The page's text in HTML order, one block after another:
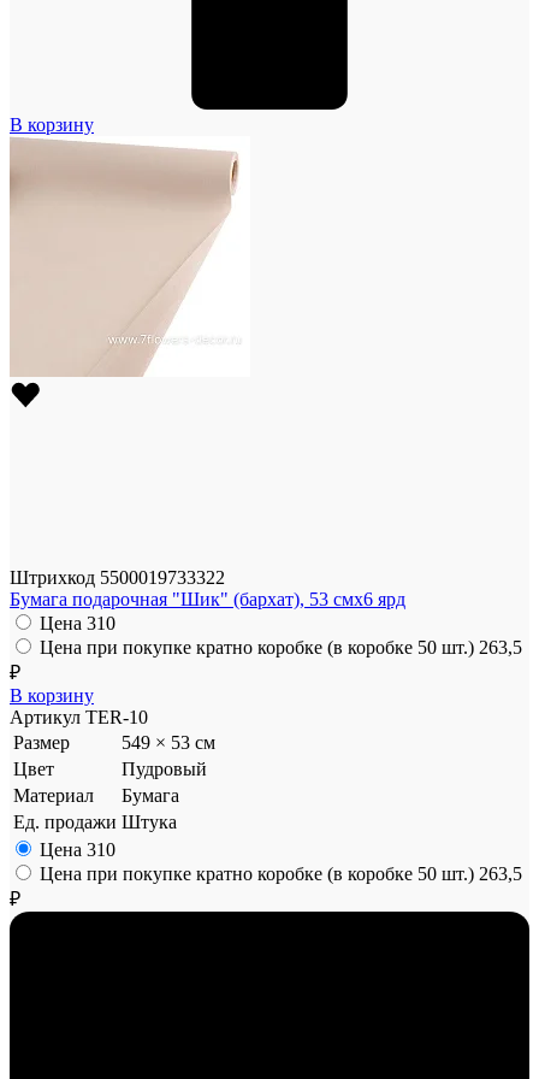
В корзину
Штрихкод 5500019733322
Бумага подарочная "Шик" (бархат), 53 смx6 ярд
Цена 310
Цена при покупке кратно коробке (в коробке 50 шт.) 263,5
₽
В корзину
Артикул TER-10
Размер
549 × 53 см
Цвет
Пудровый
Материал
Бумага
Ед. продажи Штука
Цена 310
Цена при покупке кратно коробке (в коробке 50 шт.) 263,5
₽